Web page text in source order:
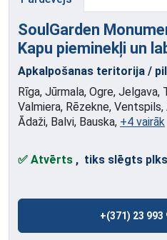
SoulGarden
Kapu pieminekļi un
Apkalpošanas teritorija /
Rīga, Jūrmala, Ogre, Jelgava,
Valmiera, Rēzekne,
Ādaži, Balvi, Bauska, +4 vairāk
✅ Atvērts , tiks slēgts
+(371) 23 993